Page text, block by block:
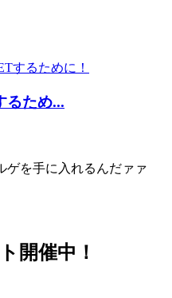
ため...
ゲを手に入れるんだァァ
開催中！